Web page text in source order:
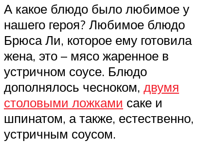
А какое блюдо было любимое у
нашего героя? Любимое блюдо
Брюса Ли, которое ему готовила
жена, это – мясо жаренное в
устричном соусе. Блюдо
дополнялось чесноком, двумя
столовыми ложками саке и
шпинатом, а также, естественно,
устричным соусом.